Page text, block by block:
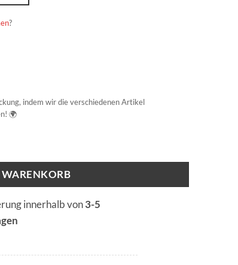
?
indem wir die verschiedenen Artikel
🌍
innerhalb von3-5